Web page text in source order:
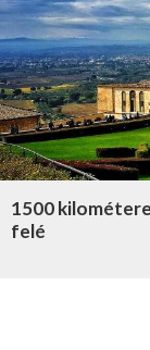
1500
felé